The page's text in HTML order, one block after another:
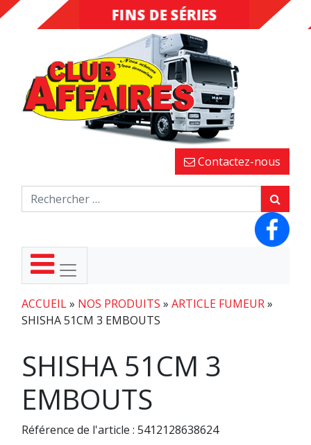
DESTOCKAGE
FINS DE SÉRIES
Contactez-nous
ACCUEIL» NOS PRODUITS » ARTICLE FUMEUR»
SHISHA 51CM 3 EMBOUTS
SHISHA 51CM 3
EMBOUTS
Référence de l'article : 5412128638624